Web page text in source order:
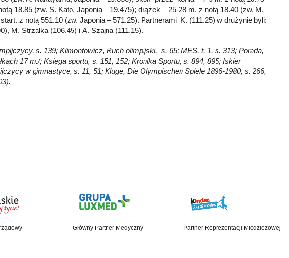
18.85 (zw. S. Kato, Japonia – 19.475); drążek – 25-28 m. z notą 18.40 (zw. M.
z notą 551.10 (zw. Japonia – 571.25). Partnerami K. (111.25) w drużynie byli:
M. Strzałka (106.45) i A. Szajna (111.15).
s. 139; Klimontowicz, Ruch olimpijski, s. 65; MES, t. 1, s. 313; Porada,
17 m./; Księga sportu, s. 151, 152; Kronika Sportu, s. 894, 895; Iskier
w gimnastyce, s. 11, 51; Kluge, Die Olympischen Spiele 1896-1980, s. 266,
Główny Partner Medyczny Partner Reprezentacji Młodzieżowej